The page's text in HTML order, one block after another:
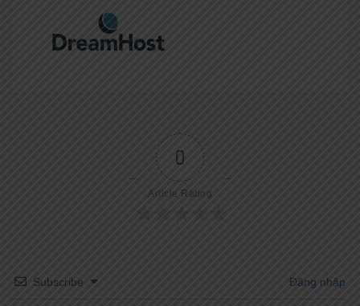
0
Article Rating
Subscribe Đăng nhập